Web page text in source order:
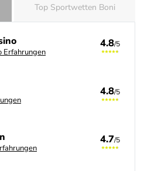
Top Sportwetten Boni
Erfahrungen
4.8/5
4.8/5
4.7/5